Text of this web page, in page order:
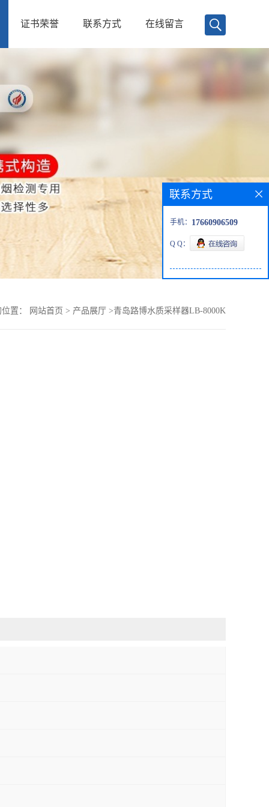
证书荣誉 联系方式 在线留言
置： 网站首页 > 产品展厅 >青岛路博水质采样器LB-8000K
联系方式
手机： 17660906509
Q Q：